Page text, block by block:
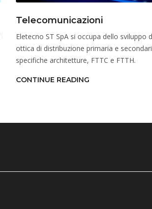
Telecomunicazioni
Eletecno ST SpA si occupa dello sviluppo
ottica di distribuzione primaria e
specifiche architetture, FTTC e FTTH.
CONTINUE READING